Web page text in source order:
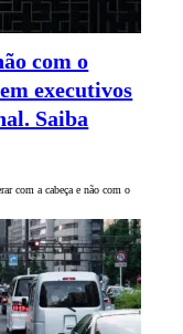
com o
executivos
Saiba
com a cabeça e não com o